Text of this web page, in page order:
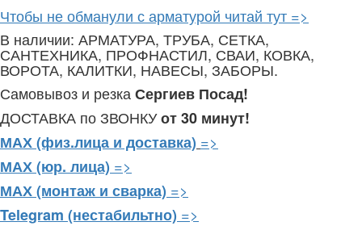
Чтобы не обманули с арматурой читай тут =>
В наличии: АРМАТУРА, ТРУБА, СЕТКА,
САНТЕХНИКА, ПРОФНАСТИЛ, СВАИ, КОВКА,
ВОРОТА, КАЛИТКИ, НАВЕСЫ, ЗАБОРЫ.
Самовывоз и резка Сергиев Посад!
ДОСТАВКА по ЗВОНКУот 30 минут!
МАХ (физ.лица и доставка) =>
МАХ (юр. лица) =>
МАХ (монтаж и сварка) =>
Telegram (нестабильтно) =>